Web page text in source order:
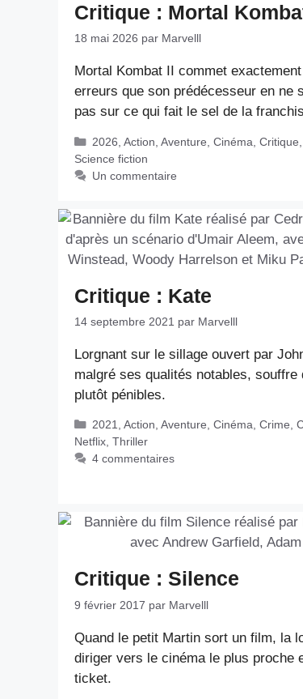
Critique : Mortal
18 mai 2026 par Marvelll
Mortal Kombat II commet
erreurs que son prédécesseur en ne
pas sur ce qui fait le sel de la
Catégories
2026 Action Aventure Cinéma Critique
Science fiction
Un commentaire
Critique : Kate
14 septembre 2021 par Marvelll
Lorgnant sur le sillage ouvert par
malgré ses qualités notables, souffre
plutôt pénibles.
Catégories
2021, Action, Aventure, Cinéma, Crime,
Netflix, Thriller
4 commentaires
Critique : Silence
9 février 2017 par Marvelll
Quand le petit Martin sort un film, la
diriger vers le cinéma le plus proche
ticket.